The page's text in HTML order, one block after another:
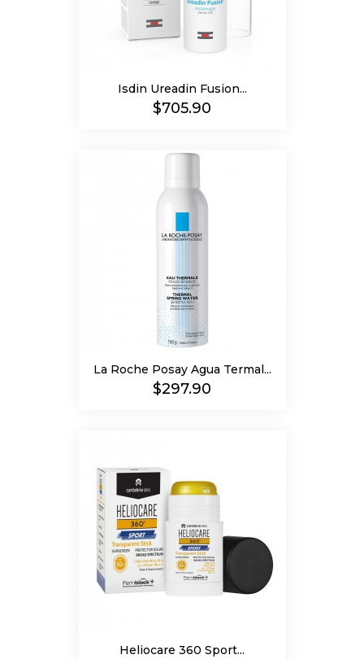
Isdin Ureadin Fusion...
Precio
$705.90
La Roche Posay Agua Termal...
Precio
$297.90
Heliocare 360 Sport...